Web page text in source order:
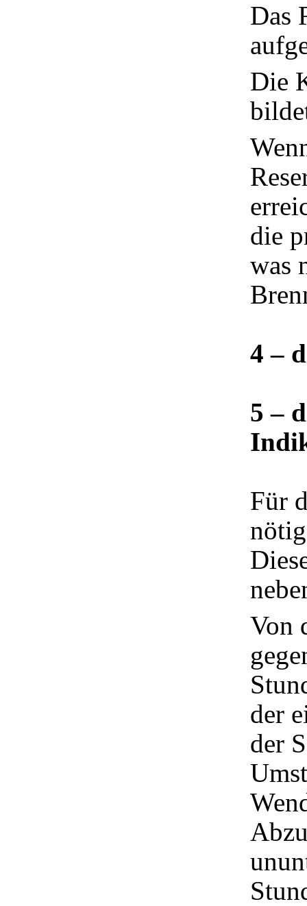
Das
Die
die
was
4 –
5 –
Für
Von
der
der